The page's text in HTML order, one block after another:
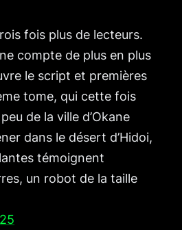
fois plus de lecteurs.
compte de plus en plus
le script et premières
tome, qui cette fois
de la ville d’Okane
dans le désert d’Hidoi,
témoignent
un robot de la taille